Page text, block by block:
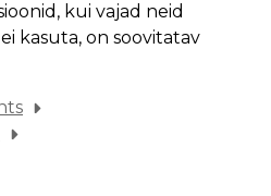
kui vajad neid
kasuta, on soovitatav